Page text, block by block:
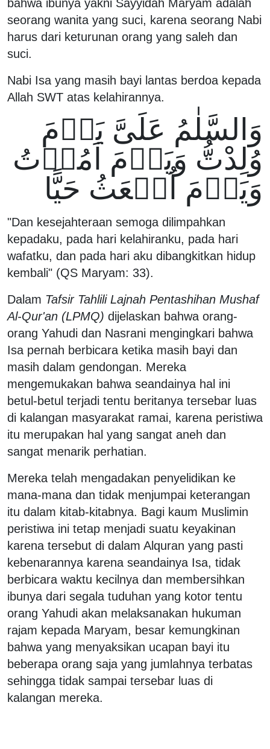
bahwa ibunya yakni Sayyidah Maryam adalah
seorang wanita yang suci, karena seorang Nabi
harus dari keturunan orang yang saleh dan
suci.
Nabi Isa yang masih bayi lantas berdoa kepada
Allah SWT atas kelahirannya.
وَالسَّلٰمُ عَلَىَّ يَوۡمَ
وُلِدْتُّ وَيَوۡمَ اَمُوۡتُ
وَيَوۡمَ اُبۡعَثُ حَيًّا‏
"Dan kesejahteraan semoga dilimpahkan
kepadaku, pada hari kelahiranku, pada hari
wafatku, dan pada hari aku dibangkitkan hidup
kembali" (QS Maryam: 33).
Dalam Tafsir Tahlili Lajnah Pentashihan Mushaf
Al-Qur'an (LPMQ) dijelaskan bahwa orang-
orang Yahudi dan Nasrani mengingkari bahwa
Isa pernah berbicara ketika masih bayi dan
masih dalam gendongan. Mereka
mengemukakan bahwa seandainya hal ini
betul-betul terjadi tentu beritanya tersebar luas
di kalangan masyarakat ramai, karena peristiwa
itu merupakan hal yang sangat aneh dan
sangat menarik perhatian.
Mereka telah mengadakan penyelidikan ke
mana-mana dan tidak menjumpai keterangan
itu dalam kitab-kitabnya. Bagi kaum Muslimin
peristiwa ini tetap menjadi suatu keyakinan
karena tersebut di dalam Alquran yang pasti
kebenarannya karena seandainya Isa, tidak
berbicara waktu kecilnya dan membersihkan
ibunya dari segala tuduhan yang kotor tentu
orang Yahudi akan melaksanakan hukuman
rajam kepada Maryam, besar kemungkinan
bahwa yang menyaksikan ucapan bayi itu
beberapa orang saja yang jumlahnya terbatas
sehingga tidak sampai tersebar luas di
kalangan mereka.